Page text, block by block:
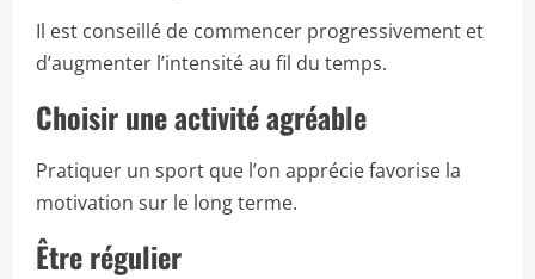
Il est conseillé de commencer progressivement et
d’augmenter l’intensité au fil du temps.
Choisir une activité agréable
Pratiquer un sport que l’on apprécie favorise la
motivation sur le long terme.
Être régulier